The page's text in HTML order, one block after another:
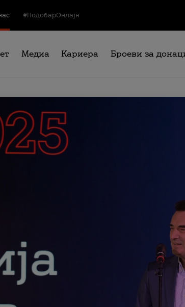
#ПодобарОнлајн
Медиа Кариера Броеви за